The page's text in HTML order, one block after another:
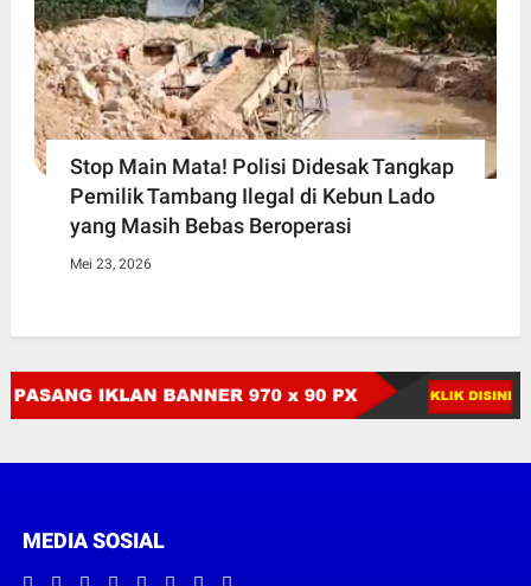
Stop Main Mata! Polisi Didesak Tangkap
Pemilik Tambang Ilegal di Kebun Lado
yang Masih Bebas Beroperasi
Mei 23, 2026
MEDIA SOSIAL